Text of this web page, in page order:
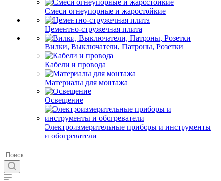
Смеси огнеупорные и жаростойкие
Цементно-стружечная плита
Вилки, Выключатели, Патроны, Розетки
Кабели и провода
Материалы для монтажа
Освещение
Электроизмерительные приборы и инструменты
и обогреватели